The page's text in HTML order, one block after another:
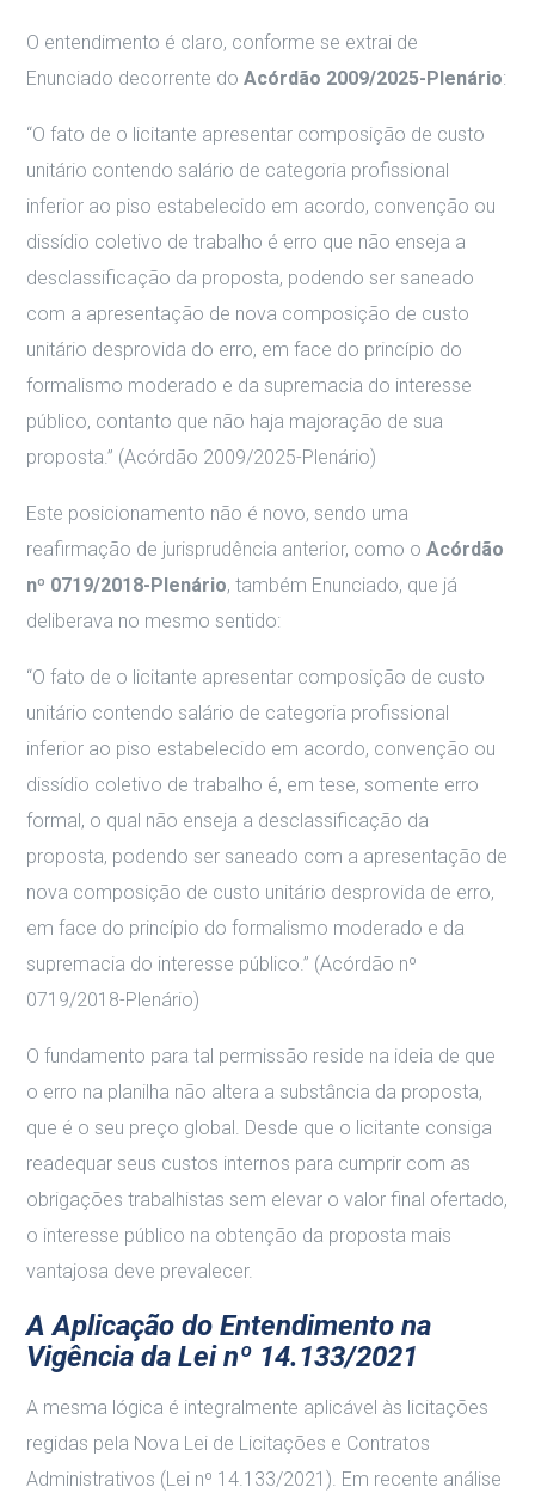
O entendimento é claro, conforme se extrai de
Enunciado decorrente doAcórdão 2009/2025-Plenário:
“O fato de o licitante apresentar composição de custo
unitário contendo salário de categoria profissional
inferior ao piso estabelecido em acordo, convenção ou
dissídio coletivo de trabalho é erro que não enseja a
desclassificação da proposta, podendo ser saneado
com a apresentação de nova composição de custo
unitário desprovida do erro, em face do princípio do
formalismo moderado e da supremacia do interesse
público, contanto que não haja majoração de sua
proposta.” (Acórdão 2009/2025-Plenário)
Este posicionamento não é novo, sendo uma
reafirmação de jurisprudência anterior, como oAcórdão
nº 0719/2018-Plenário, também Enunciado, que já
deliberava no mesmo sentido:
“O fato de o licitante apresentar composição de custo
unitário contendo salário de categoria profissional
inferior ao piso estabelecido em acordo, convenção ou
dissídio coletivo de trabalho é, em tese, somente erro
formal, o qual não enseja a desclassificação da
proposta, podendo ser saneado com a apresentação de
nova composição de custo unitário desprovida de erro,
em face do princípio do formalismo moderado e da
supremacia do interesse público.” (Acórdão nº
0719/2018-Plenário)
O fundamento para tal permissão reside na ideia de que
o erro na planilha não altera a substância da proposta,
que é o seu preço global. Desde que o licitante consiga
readequar seus custos internos para cumprir com as
obrigações trabalhistas sem elevar o valor final ofertado,
o interesse público na obtenção da proposta mais
vantajosa deve prevalecer.
A Aplicação do Entendimento na
Vigência da Lei nº 14.133/2021
A mesma lógica é integralmente aplicável às licitações
regidas pela Nova Lei de Licitações e Contratos
Administrativos (Lei nº 14.133/2021). Em recente análise